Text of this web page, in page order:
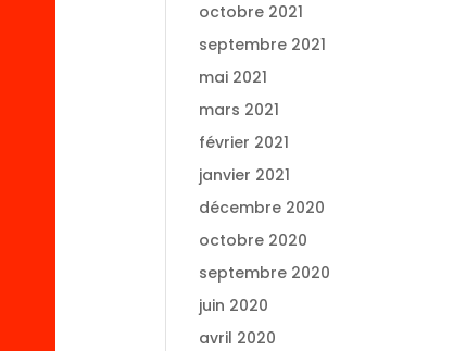
octobre 2021
septembre 2021
mai 2021
mars 2021
février 2021
janvier 2021
décembre 2020
octobre 2020
septembre 2020
juin 2020
avril 2020